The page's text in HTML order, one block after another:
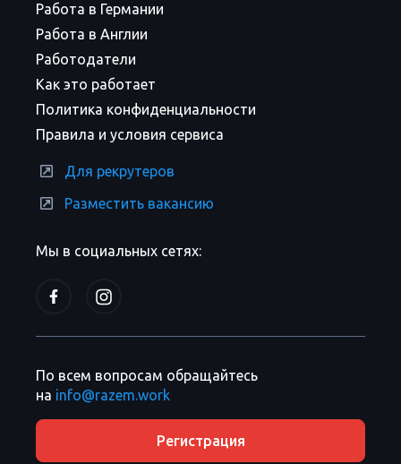
Мы в социальных сетях:
Работа в Германии
Работа в Англии
Работодатели
Как это работает
Политика конфиденциальности
Правила и условия сервиса
Для рекрутеров
Разместить вакансию
По всем вопросам обращайтесь
на info@razem.work
Регистрация